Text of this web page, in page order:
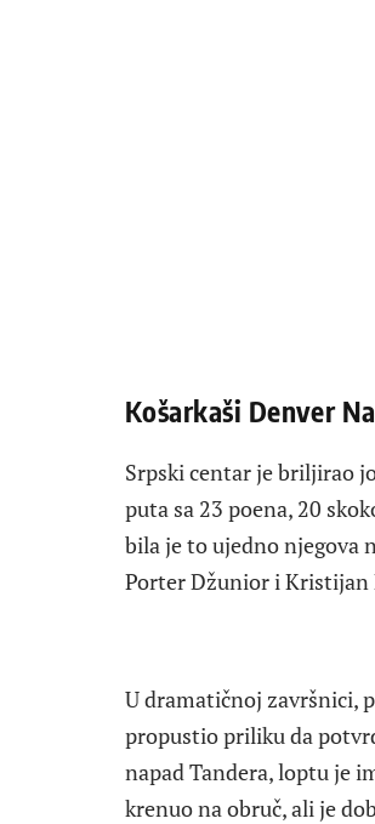
Košarkaši Denver
Srpski centar je briljirao
puta sa 23 poena, 20
bila je to ujedno njegova
Porter Džunior i Kristijan
U dramatičnoj završnici,
propustio priliku da
napad Tandera, loptu je
krenuo na obruč, ali je